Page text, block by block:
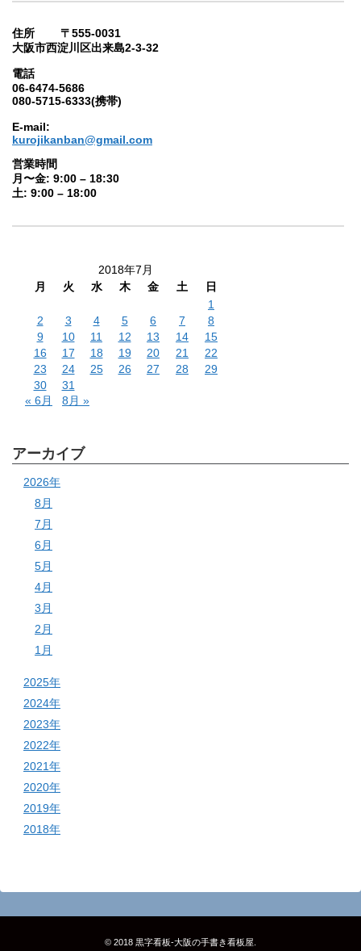
住所 〒555-0031
大阪市西淀川区出来島2-3-32
電話
06-6474-5686
080-5715-6333(携帯)
E-mail:
kurojikanban@gmail.com
営業時間
月〜金: 9:00 – 18:30
土: 9:00 – 18:00
2018年7月
月
火 水 木 金 土
日
1
2
3 4 5 6 7
8
9
10 11 12 13 14
15
16
17 18 19 20 21
22
23
24 25 26 27 28
29
30
31
« 6月
8月 »
アーカイブ
2026年
8月
7月
6月
5月
4月
3月
2月
1月
2025年
2024年
2023年
2022年
2021年
2020年
2019年
2018年
© 2018 黒字看板‐大阪の手書き看板屋